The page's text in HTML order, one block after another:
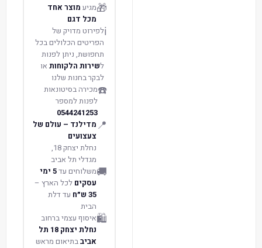
🎁מגיע מוצר אחד
מכל דגם
ℹ️לפירוט מדויק של
הפריטים הכלולים בכל
תחפושת, ניתן לפנות
לשירות הלקוחות או
לבקר בחנות שלנו
☎️מכירה בסיטונאות
לפנות למספר
0544241253
📍 מדילנד – עולם של
צעצועים
נחלת יצחק 18,
מגדלי תל אביב
🚚משלוחים עד 5 ימי
עסקים לכל הארץ –
35 ש״ח
עד דלת
הבית
🛍️איסוף עצמי ברחוב
נחלת יצחק 18 תל
אביבבתיאום מראש